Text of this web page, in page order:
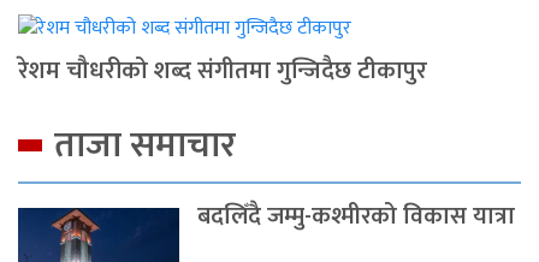
रेशम चौधरीको शब्द संगीतमा गुन्जिदैछ टीकापुर
ताजा समाचार
बदलिँदै जम्मु-कश्मीरको विकास यात्रा